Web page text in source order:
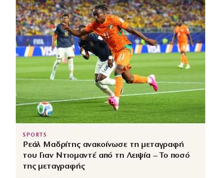
SPORTS
Ρεάλ Μαδρίτης ανακοίνωσε τη μεταγραφή
του Γιαν Ντιομαντέ από τη Λειψία – Το ποσό
της μεταγραφής